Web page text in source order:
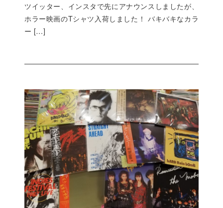
ツイッター、インスタで先にアナウンスしましたが、
ホラー映画のTシャツ入荷しました！ バキバキなカラ
ー […]